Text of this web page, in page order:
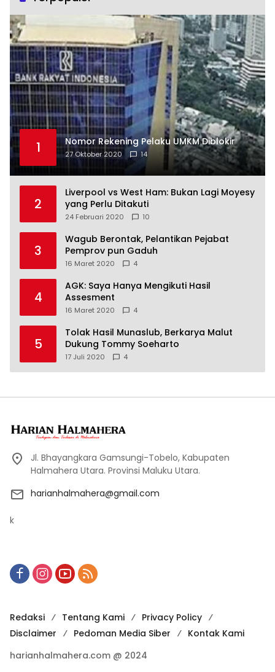
1 Nomor Rekening Pelaku UMKM Diblokir
27 Oktober 2020 14
2
Liverpool vs West Ham: Bukan Lagi Moyesy
yang Perlu Ditakuti
24 Februari 2020 10
3
Wagub Berontak, Pelantikan Pejabat
Pemprov pun Gaduh
16 Maret 2020 4
4
AGK: Saya Hanya Mengikuti Hasil
Assesment
16 Maret 2020 4
5
Tolak Hasil Munaslub, Berkarya Malut
Dukung Tommy Soeharto
17 Juli 2020 4
Jl. Bhayangkara Gamsungi-Tobelo, Kabupaten
Halmahera Utara. Provinsi Maluku Utara.
harianhalmahera@gmail.com
k
Redaksi Tentang Kami
Privacy Policy
Disclaimer
Pedoman Media Siber
Kontak Kami
harianhalmahera.com @ 2024